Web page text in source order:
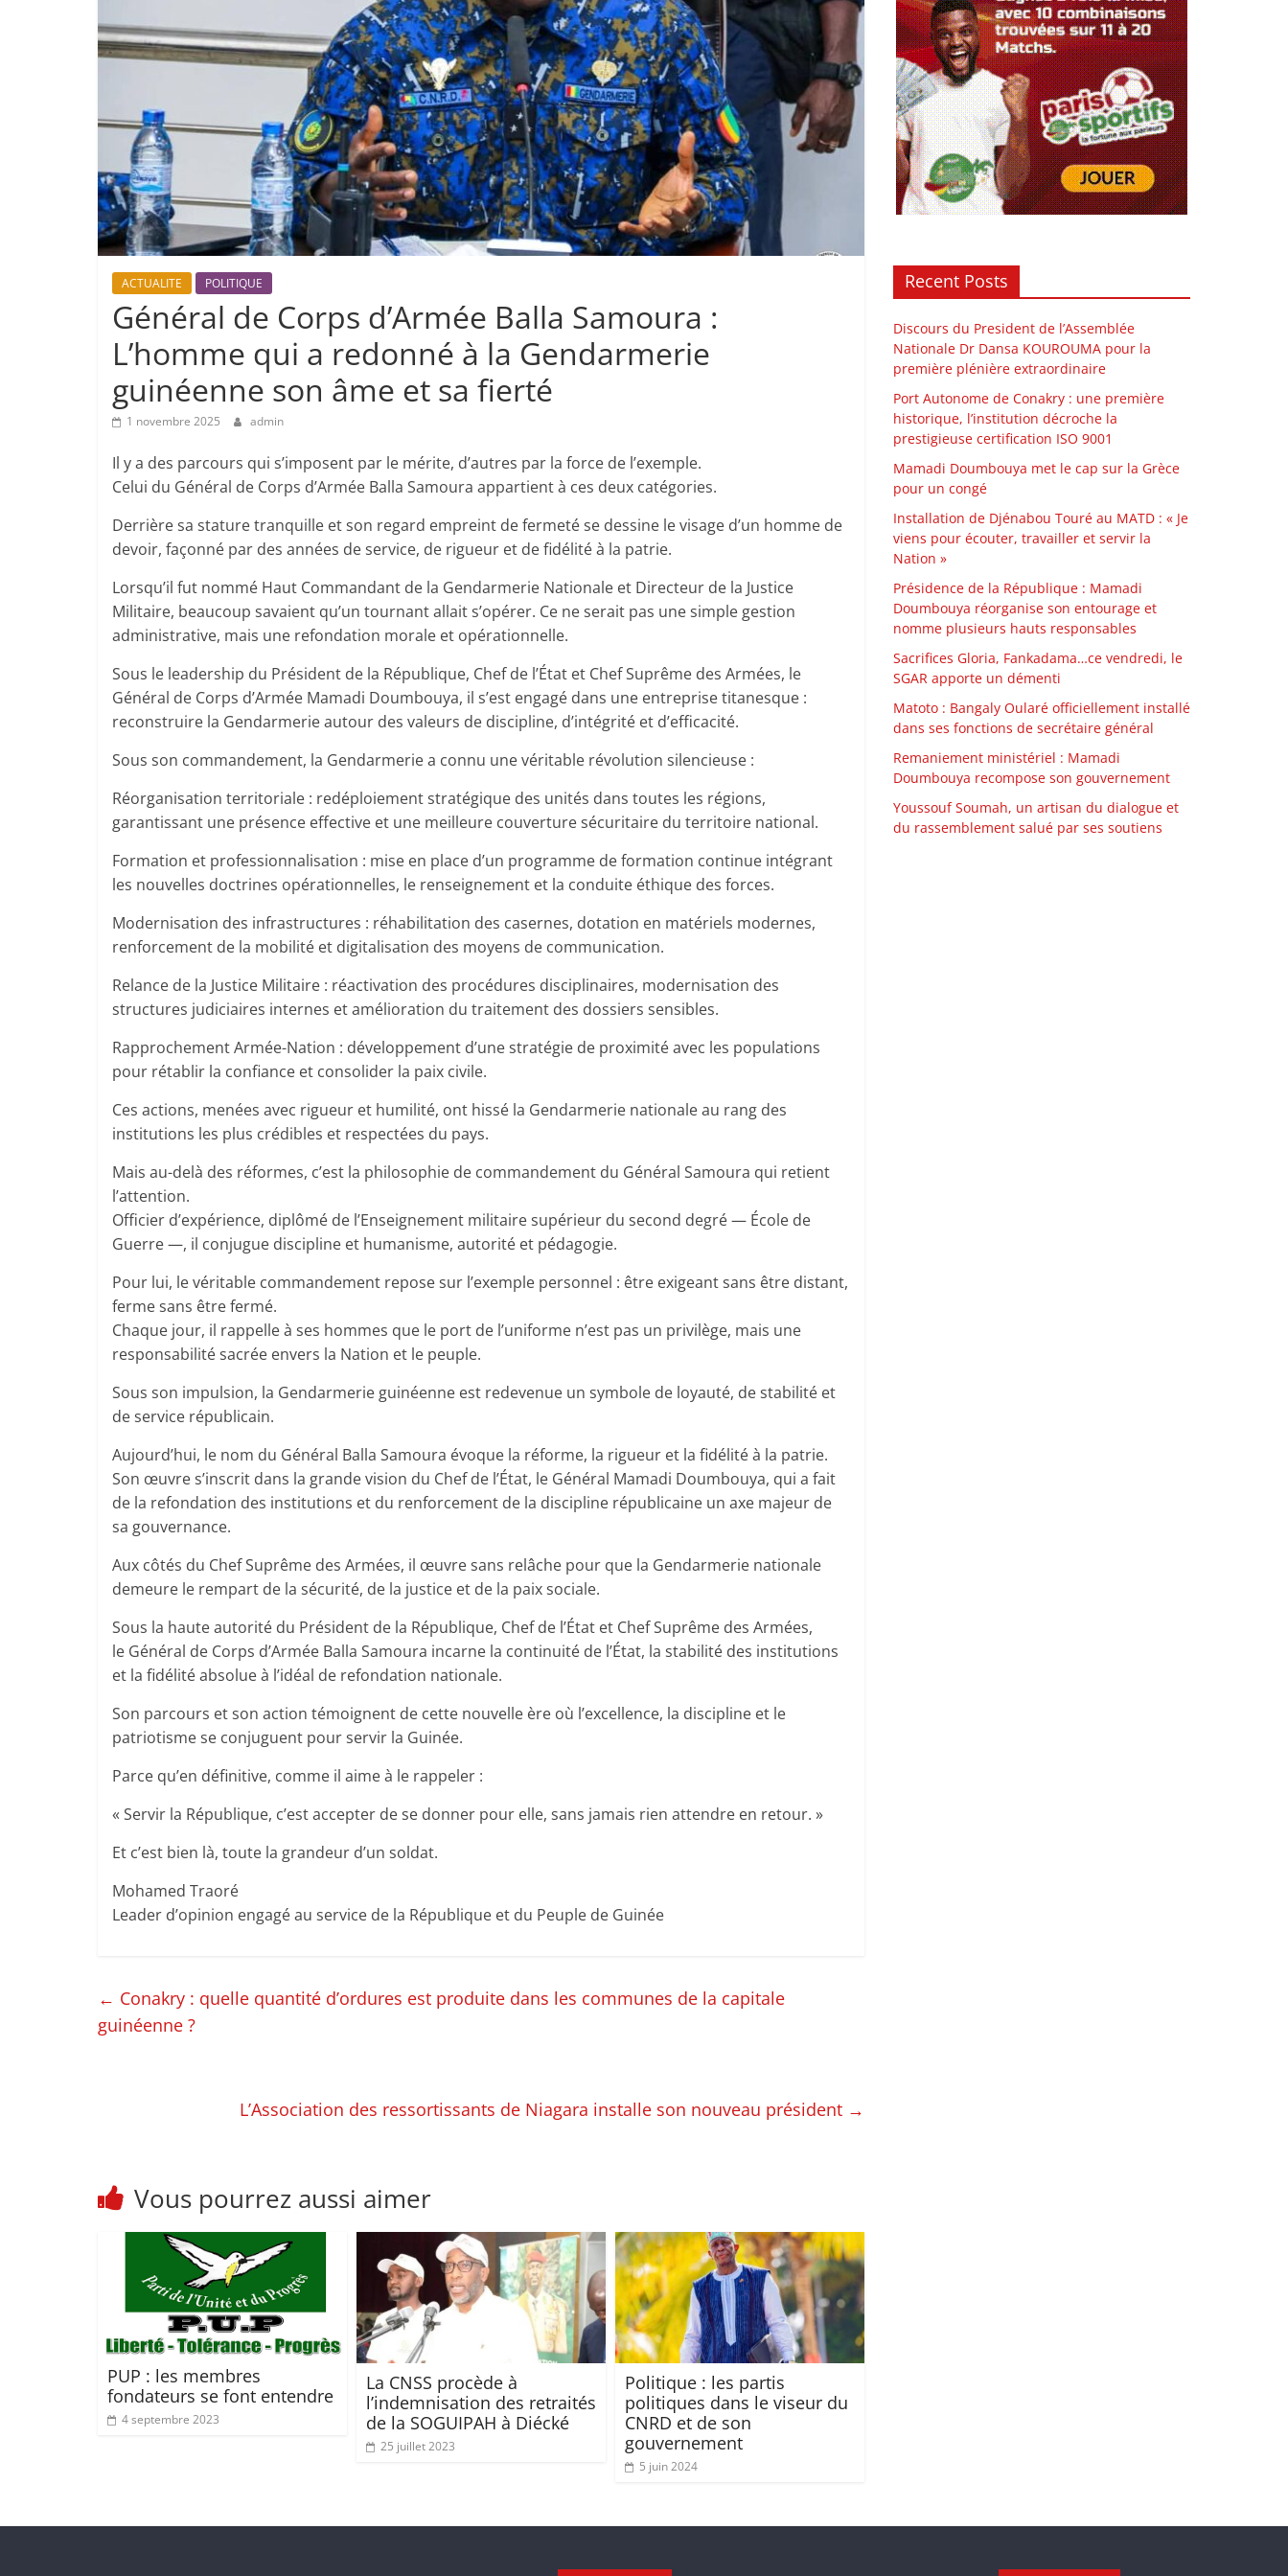
ACTUALITE POLITIQUE
Général de Corps d’Armée Balla Samoura :
L’homme qui a redonné à la Gendarmerie
guinéenne son âme et sa fierté
1 novembre 2025 admin
Il y a des parcours qui s’imposent par le mérite, d’autres par la force de l’exemple.
Celui du Général de Corps d’Armée Balla Samoura appartient à ces deux catégories.
Derrière sa stature tranquille et son regard empreint de fermeté se dessine le visage d’un homme de
devoir, façonné par des années de service, de rigueur et de fidélité à la patrie.
Lorsqu’il fut nommé Haut Commandant de la Gendarmerie Nationale et Directeur de la Justice
Militaire, beaucoup savaient qu’un tournant allait s’opérer. Ce ne serait pas une simple gestion
administrative, mais une refondation morale et opérationnelle.
Sous le leadership du Président de la République, Chef de l’État et Chef Suprême des Armées, le
Général de Corps d’Armée Mamadi Doumbouya, il s’est engagé dans une entreprise titanesque :
reconstruire la Gendarmerie autour des valeurs de discipline, d’intégrité et d’efficacité.
Sous son commandement, la Gendarmerie a connu une véritable révolution silencieuse :
Réorganisation territoriale : redéploiement stratégique des unités dans toutes les régions,
garantissant une présence effective et une meilleure couverture sécuritaire du territoire national.
Formation et professionnalisation : mise en place d’un programme de formation continue intégrant
les nouvelles doctrines opérationnelles, le renseignement et la conduite éthique des forces.
Modernisation des infrastructures : réhabilitation des casernes, dotation en matériels modernes,
renforcement de la mobilité et digitalisation des moyens de communication.
Relance de la Justice Militaire : réactivation des procédures disciplinaires, modernisation des
structures judiciaires internes et amélioration du traitement des dossiers sensibles.
Rapprochement Armée-Nation : développement d’une stratégie de proximité avec les populations
pour rétablir la confiance et consolider la paix civile.
Ces actions, menées avec rigueur et humilité, ont hissé la Gendarmerie nationale au rang des
institutions les plus crédibles et respectées du pays.
Mais au-delà des réformes, c’est la philosophie de commandement du Général Samoura qui retient
l’attention.
Officier d’expérience, diplômé de l’Enseignement militaire supérieur du second degré — École de
Guerre —, il conjugue discipline et humanisme, autorité et pédagogie.
Pour lui, le véritable commandement repose sur l’exemple personnel : être exigeant sans être distant,
ferme sans être fermé.
Chaque jour, il rappelle à ses hommes que le port de l’uniforme n’est pas un privilège, mais une
responsabilité sacrée envers la Nation et le peuple.
Sous son impulsion, la Gendarmerie guinéenne est redevenue un symbole de loyauté, de stabilité et
de service républicain.
Aujourd’hui, le nom du Général Balla Samoura évoque la réforme, la rigueur et la fidélité à la patrie.
Son œuvre s’inscrit dans la grande vision du Chef de l’État, le Général Mamadi Doumbouya, qui a fait
de la refondation des institutions et du renforcement de la discipline républicaine un axe majeur de
sa gouvernance.
Aux côtés du Chef Suprême des Armées, il œuvre sans relâche pour que la Gendarmerie nationale
demeure le rempart de la sécurité, de la justice et de la paix sociale.
Sous la haute autorité du Président de la République, Chef de l’État et Chef Suprême des Armées,
le Général de Corps d’Armée Balla Samoura incarne la continuité de l’État, la stabilité des institutions
et la fidélité absolue à l’idéal de refondation nationale.
Son parcours et son action témoignent de cette nouvelle ère où l’excellence, la discipline et le
patriotisme se conjuguent pour servir la Guinée.
Parce qu’en définitive, comme il aime à le rappeler :
« Servir la République, c’est accepter de se donner pour elle, sans jamais rien attendre en retour. »
Et c’est bien là, toute la grandeur d’un soldat.
Mohamed Traoré
Leader d’opinion engagé au service de la République et du Peuple de Guinée
← Conakry : quelle quantité d’ordures est produite dans les communes de la capitale
guinéenne ?
L’Association des ressortissants de Niagara installe son nouveau président →
Vous pourrez aussi aimer
PUP : les membres
fondateurs se font entendre
4 septembre 2023
La CNSS procède à
l’indemnisation des retraités
de la SOGUIPAH à Diécké
25 juillet 2023
Politique : les partis
politiques dans le viseur du
CNRD et de son
gouvernement
5 juin 2024
Recent Posts
Discours du President de l’Assemblée
Nationale Dr Dansa KOUROUMA pour la
première plénière extraordinaire
Port Autonome de Conakry : une première
historique, l’institution décroche la
prestigieuse certification ISO 9001
Mamadi Doumbouya met le cap sur la Grèce
pour un congé
Installation de Djénabou Touré au MATD : « Je
viens pour écouter, travailler et servir la
Nation »
Présidence de la République : Mamadi
Doumbouya réorganise son entourage et
nomme plusieurs hauts responsables
Sacrifices Gloria, Fankadama…ce vendredi, le
SGAR apporte un démenti
Matoto : Bangaly Oularé officiellement installé
dans ses fonctions de secrétaire général
Remaniement ministériel : Mamadi
Doumbouya recompose son gouvernement
Youssouf Soumah, un artisan du dialogue et
du rassemblement salué par ses soutiens